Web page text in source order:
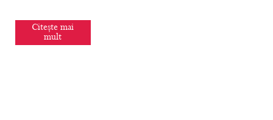
Citește mai
mult